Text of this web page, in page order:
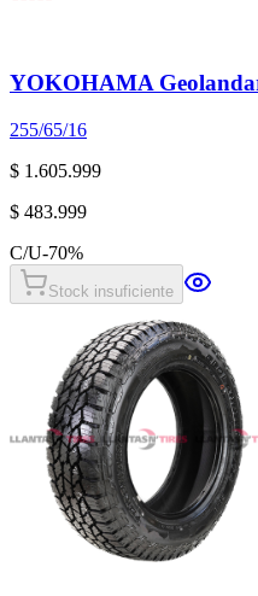
YOKOHAMA
255/65/16
$ 1.605.999
$ 483.999
C/U-70%
Stock insuficiente